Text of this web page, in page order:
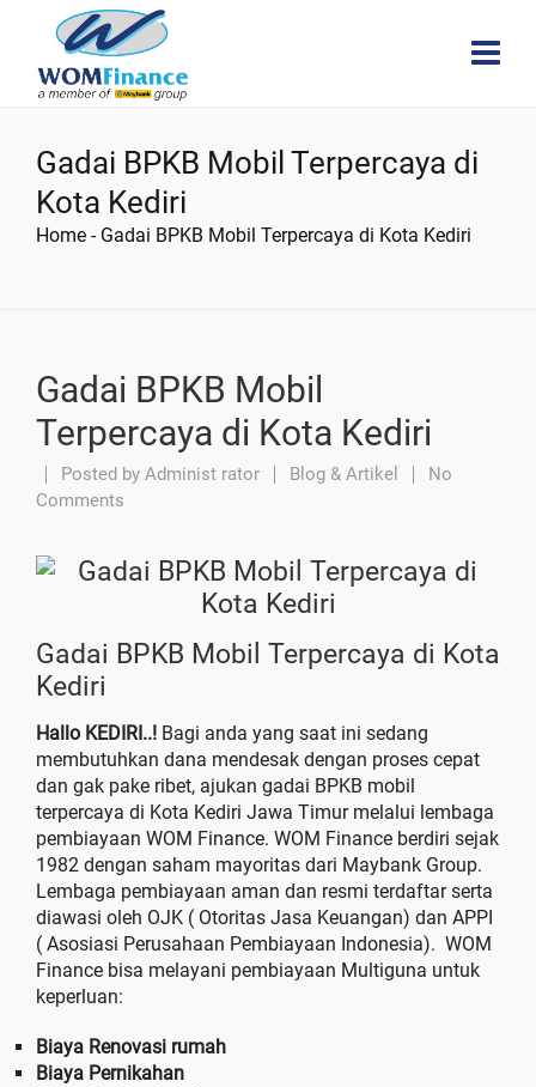
Gadai BPKB Mobil Terpercaya di
Kota Kediri
Home - Gadai BPKB Mobil Terpercaya di Kota Kediri
Gadai BPKB Mobil
Terpercaya di Kota Kediri
Posted by Administ rator Blog & Artikel
No
Comments
Gadai BPKB Mobil Terpercaya di Kota
Kediri
Hallo KEDIRI..! Bagi anda yang saat ini sedang
membutuhkan dana mendesak dengan proses cepat
dan gak pake ribet, ajukan gadai BPKB mobil
terpercaya di Kota Kediri Jawa Timur melalui lembaga
pembiayaan WOM Finance. WOM Finance berdiri sejak
1982 dengan saham mayoritas dari Maybank Group.
Lembaga pembiayaan aman dan resmi terdaftar serta
diawasi oleh OJK ( Otoritas Jasa Keuangan) dan APPI
( Asosiasi Perusahaan Pembiayaan Indonesia). WOM
Finance bisa melayani pembiayaan Multiguna untuk
keperluan:
Biaya Renovasi rumah
Biaya Pernikahan